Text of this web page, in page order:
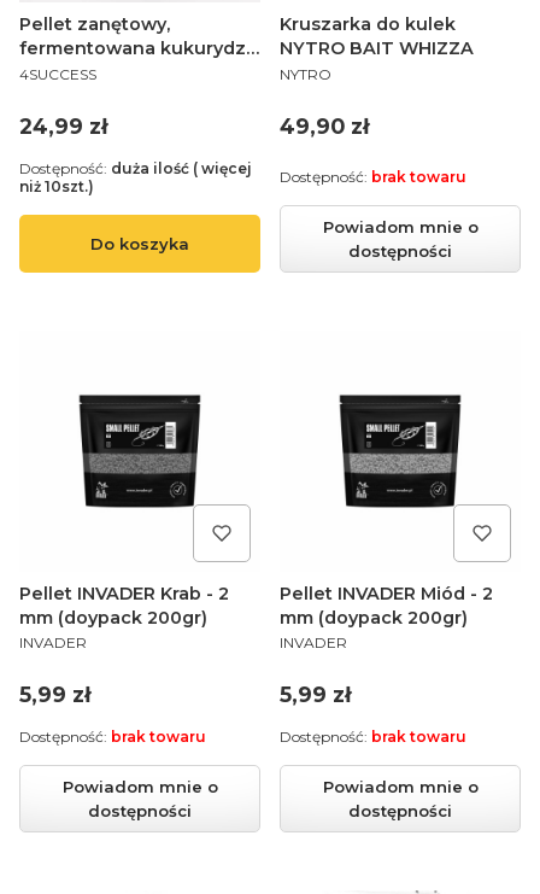
Pellet zanętowy,
fermentowana kukurydza
| 4SUCCESS | CSL Fish
Method Sticky Pellet
PRODUCENT
4SUCCESS
Cena
24,99 zł
Do koszyka
Dostępność: duża ilość ( więcej
niż 10szt.)
Kruszarka do kulek
NYTRO BAIT WHIZZA
PRODUCENT
NYTRO
Cena
49,90 zł
Powiadom mnie o
dostępności
Dostępność: brak towaru
Pellet INVADER Krab - 2
mm (doypack 200gr)
PRODUCENT
INVADER
Cena
5,99 zł
Powiadom mnie o
dostępności
Dostępność: brak towaru
Pellet INVADER Miód - 2
mm (doypack 200gr)
PRODUCENT
INVADER
Cena
5,99 zł
Powiadom mnie o
dostępności
Dostępność: brak towaru